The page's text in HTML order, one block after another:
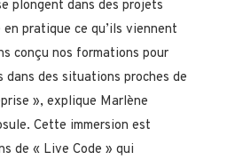
plongent dans des projets
pratique ce qu’ils viennent
conçu nos formations pour
dans des situations proches de
», explique Marlène
Cette immersion est
de « Live Code » qui